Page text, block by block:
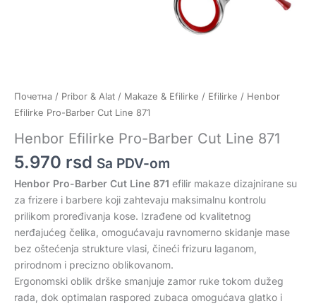
Почетна / Pribor & Alat / Makaze & Efilirke / Efilirke / Henbor
Efilirke Pro-Barber Cut Line 871
Henbor Efilirke Pro-Barber Cut Line 871
5.970 rsd Sa PDV-om
Henbor Pro-Barber Cut Line 871 efilir makaze dizajnirane su
za frizere i barbere koji zahtevaju maksimalnu kontrolu
prilikom proređivanja kose. Izrađene od kvalitetnog
nerđajućeg čelika, omogućavaju ravnomerno skidanje mase
bez oštećenja strukture vlasi, čineći frizuru laganom,
prirodnom i precizno oblikovanom.
Ergonomski oblik drške smanjuje zamor ruke tokom dužeg
rada, dok optimalan raspored zubaca omogućava glatko i